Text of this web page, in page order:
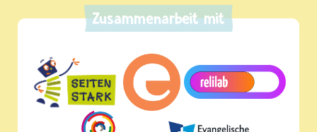
Zusammenarbeit mit